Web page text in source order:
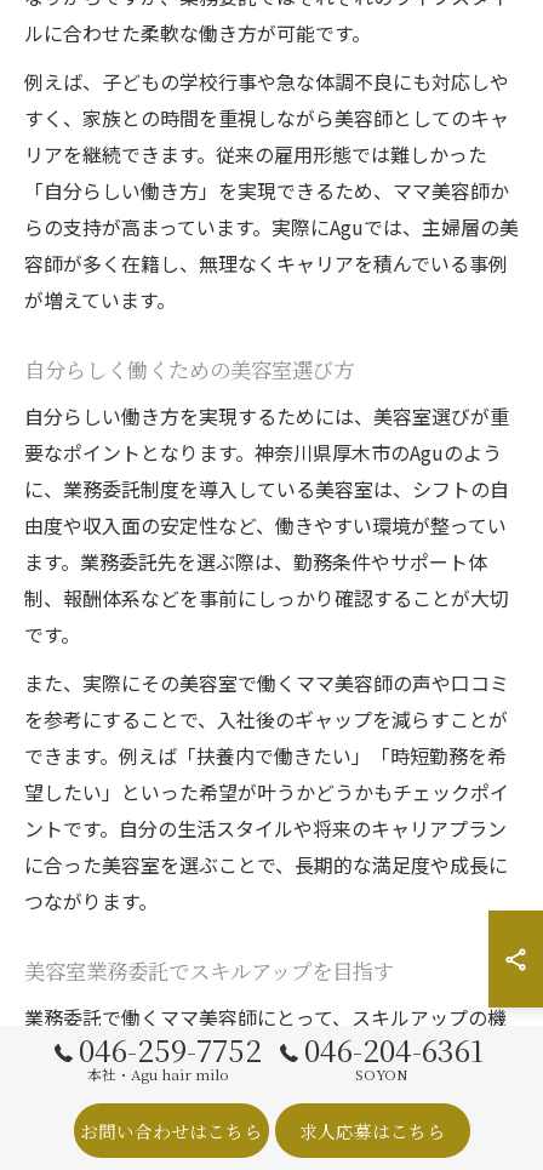
ルに合わせた柔軟な働き方が可能です。
例えば、子どもの学校行事や急な体調不良にも対応しや
すく、家族との時間を重視しながら美容師としてのキャ
リアを継続できます。従来の雇用形態では難しかった
「自分らしい働き方」を実現できるため、ママ美容師か
らの支持が高まっています。実際にAguでは、主婦層の美
容師が多く在籍し、無理なくキャリアを積んでいる事例
が増えています。
自分らしく働くための美容室選び方
自分らしい働き方を実現するためには、美容室選びが重
要なポイントとなります。神奈川県厚木市のAguのよう
に、業務委託制度を導入している美容室は、シフトの自
由度や収入面の安定性など、働きやすい環境が整ってい
ます。業務委託先を選ぶ際は、勤務条件やサポート体
制、報酬体系などを事前にしっかり確認することが大切
です。
また、実際にその美容室で働くママ美容師の声や口コミ
を参考にすることで、入社後のギャップを減らすことが
できます。例えば「扶養内で働きたい」「時短勤務を希
望したい」といった希望が叶うかどうかもチェックポイ
ントです。自分の生活スタイルや将来のキャリアプラン
に合った美容室を選ぶことで、長期的な満足度や成長に
つながります。
美容室業務委託でスキルアップを目指す
業務委託で働くママ美容師にとって、スキルアップの機
会が多いことも大きなメリットです。Aguのような業務
委託型美容室では、幅広い客層や多彩なメニューに携わ
れるため、現場で実践的な技術を磨くことができます。
さらに、自由な時間設定により、自主的な勉強会や講習
046-259-7752
本社・Agu hair milo
046-204-6361
SOYON
お問い合わせはこちら 求人応募はこちら